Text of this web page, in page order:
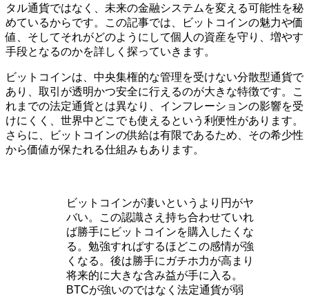
タル通貨ではなく、未来の金融システムを変える可能性を秘
めているからです。この記事では、ビットコインの魅力や価
値、そしてそれがどのようにして個人の資産を守り、増やす
手段となるのかを詳しく探っていきます。
ビットコインは、中央集権的な管理を受けない分散型通貨で
あり、取引が透明かつ安全に行えるのが大きな特徴です。こ
れまでの法定通貨とは異なり、インフレーションの影響を受
けにくく、世界中どこでも使えるという利便性があります。
さらに、ビットコインの供給は有限であるため、その希少性
から価値が保たれる仕組みもあります。
ビットコインが凄いというより円がヤ
バい。この認識さえ持ち合わせていれ
ば勝手にビットコインを購入したくな
る。勉強すればするほどこの感情が強
くなる。後は勝手にガチホ力が高まり
将来的に大きな含み益が手に入る。
BTCが強いのではなく法定通貨が弱